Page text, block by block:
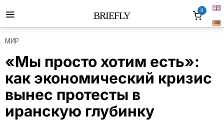
BRIEFLY 0
МИР
«Мы просто хотим есть»:
как экономический кризис
вынес протесты в
иранскую глубинку